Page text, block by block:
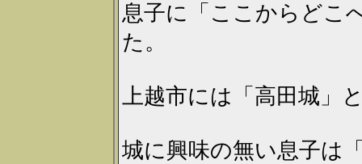
息子に「ここからどこ
た。
上越市には「高田城」
城に興味の無い息子は